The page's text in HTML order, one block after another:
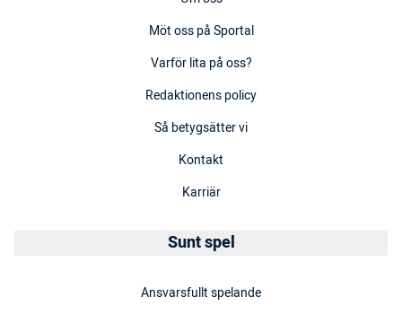
Möt oss på Sportal
Varför lita på oss?
Redaktionens policy
Så betygsätter vi
Kontakt
Karriär
Sunt spel
Ansvarsfullt spelande